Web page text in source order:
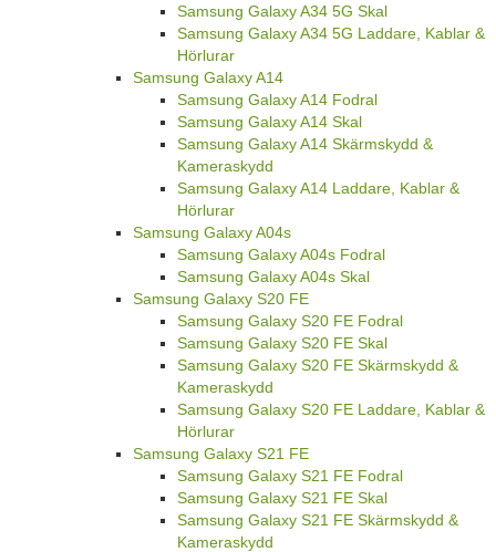
Samsung Galaxy A34 5G Skal
Samsung Galaxy A34 5G Laddare, Kablar &
Hörlurar
Samsung Galaxy A14
Samsung Galaxy A14 Fodral
Samsung Galaxy A14 Skal
Samsung Galaxy A14 Skärmskydd &
Kameraskydd
Samsung Galaxy A14 Laddare, Kablar &
Hörlurar
Samsung Galaxy A04s
Samsung Galaxy A04s Fodral
Samsung Galaxy A04s Skal
Samsung Galaxy S20 FE
Samsung Galaxy S20 FE Fodral
Samsung Galaxy S20 FE Skal
Samsung Galaxy S20 FE Skärmskydd &
Kameraskydd
Samsung Galaxy S20 FE Laddare, Kablar &
Hörlurar
Samsung Galaxy S21 FE
Samsung Galaxy S21 FE Fodral
Samsung Galaxy S21 FE Skal
Samsung Galaxy S21 FE Skärmskydd &
Kameraskydd